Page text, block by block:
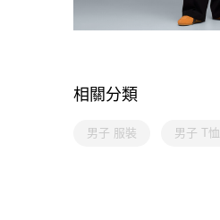
相關分類
男子 服裝 男子 T恤